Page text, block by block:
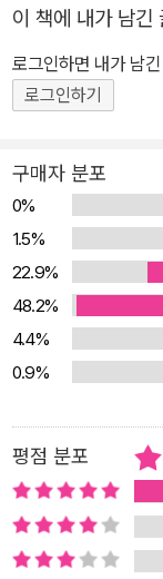
이 책에 내가 남긴
로그인하면 내가 남
로그인하기
구매자 분포
0%
1.5%
22.9%
48.2%
4.4%
0.9%
평점 분포